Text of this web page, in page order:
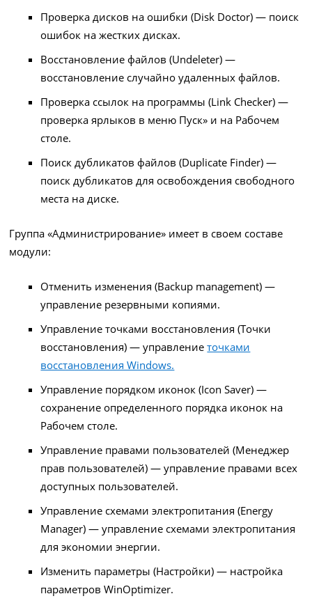
Проверка дисков на ошибки (Disk Doctor) — поиск
ошибок на жестких дисках.
Восстановление файлов (Undeleter) —
восстановление случайно удаленных файлов.
Проверка ссылок на программы (Link Checker) —
проверка ярлыков в меню Пуск» и на Рабочем
столе.
Поиск дубликатов файлов (Duplicate Finder) —
поиск дубликатов для освобождения свободного
места на диске.
Группа «Администрирование» имеет в своем составе
модули:
Отменить изменения (Backup management) —
управление резервными копиями.
Управление точками восстановления (Точки
восстановления) — управлениеточками
восстановления Windows.
Управление порядком иконок (Icon Saver) —
сохранение определенного порядка иконок на
Рабочем столе.
Управление правами пользователей (Менеджер
прав пользователей) — управление правами всех
доступных пользователей.
Управление схемами электропитания (Energy
Manager) — управление схемами электропитания
для экономии энергии.
Изменить параметры (Настройки) — настройка
параметров WinOptimizer.